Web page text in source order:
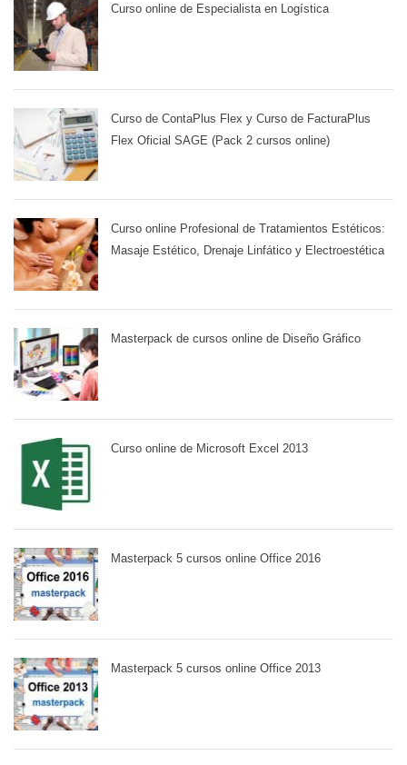
Curso online de Especialista en Logística
Curso de ContaPlus Flex y Curso de FacturaPlus
Flex Oficial SAGE (Pack 2 cursos online)
Curso online Profesional de Tratamientos Estéticos:
Masaje Estético, Drenaje Linfático y Electroestética
Masterpack de cursos online de Diseño Gráfico
Curso online de Microsoft Excel 2013
Masterpack 5 cursos online Office 2016
Masterpack 5 cursos online Office 2013